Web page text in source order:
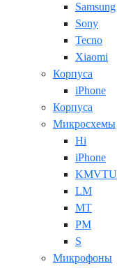
Samsung
Sony
Tecno
Xiaomi
Корпуса
iPhone
Корпуса
Микросхемы
Hi
iPhone
KMVTU
LM
MT
PM
S
Микрофоны